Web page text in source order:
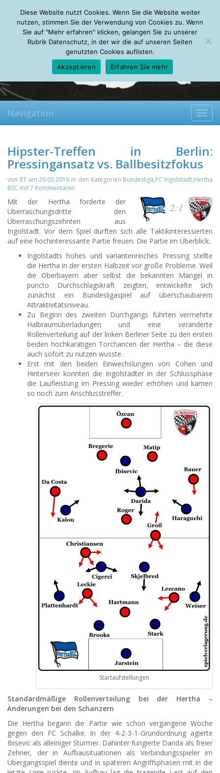
Friday, 07.08.2026
Mein Account
About Autoren Leseempfehlungen FAQ
Navigation
Hipster-Treffen in Berlin:
Pressingansatz vs. Ballbesitzfokus
von RTam20.03.2016 in den Kategorien Bundesliga,FC Ingolstadt,Hertha
BSC mit7 Kommentaren
2:1
Mit der Hertha forderte der
Überraschungsdritte den
Überraschungszehnten aus
Ingolstadt. Vor dem Spiel durften sich alle Taktikinteressierten
auf eine hochinteressante Partie freuen. Die Partie im Überblick:
Ingolstadts hohes und variantenreiches Pressing stellte
die Hertha in der ersten Halbzeit vor große Probleme. Weil
die Oberbayern aber selbst die bekannten Mängel in
puncto Durchschlagskraft zeigten, entwickelte sich
zunächst ein Bundesligaspiel auf überschaubarem
Attraktivitätsniveau.
Zu Beginn des zweiten Durchgangs führten vermehrte
Halbraumüberladungen und eine veränderte
Rollenverteilung auf der linken Berliner Seite zu den ersten
beiden hochkarätigen Torchancen der Hertha – die diese
auch sofort zu nutzen wusste.
Erst mit den beiden Einwechslungen von Cohen und
Hinterseer konnten die Ingolstädter in der Schlussphase
die Laufleistung im Pressing wieder erhöhen und kamen
so noch zum Anschlusstreffer.
Startaufstellungen
Standardmäßige Rollenverteilung bei der Hertha –
Änderungen bei den Schanzern
Die Hertha begann die Partie wie schon vergangene Woche
gegen den FC Schalke. In der 4-2-3-1-Grundordnung agierte
Ibisevic als alleiniger Stürmer. Dahinter fungierte Darida als freier
Zehner, der in Aufbausituationen als Verbindungsspieler im
Übergangsspiel diente und in späteren Angriffsphasen mit in die
Diese Website nutzt Cookies. Wenn Sie die Website weiter
nutzen, stimmen Sie der Verwendung von Cookies zu. Wenn
Sie auf "Mehr erfahren" klicken, gelangen Sie zu unserer
Rubrik Datenschutz, in der wir die auf unseren Seiten
genutzten Cookies auflisten.
Akzeptieren
Erfahren Sie mehr